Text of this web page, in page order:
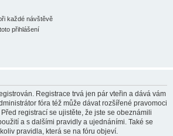
každé návštěvě
přihlášení
Registrace trvá jen pár vteřin a dává vám
fóra též může dávat rozšířené pravomoci
registrací se ujistěte, že jste se obeznámili
a s dalšími pravidly a ujednáními. Také se
pravidla, která se na fóru objeví.